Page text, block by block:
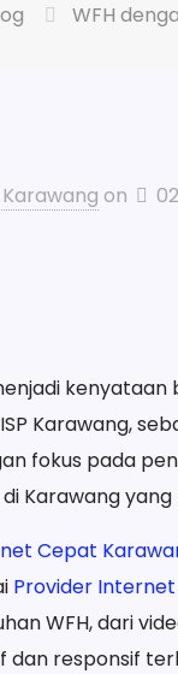
WFH
on
ISP Karawang,
fokus pada
Karawang
Cepat
Provider
WFH, dari
dan responsif